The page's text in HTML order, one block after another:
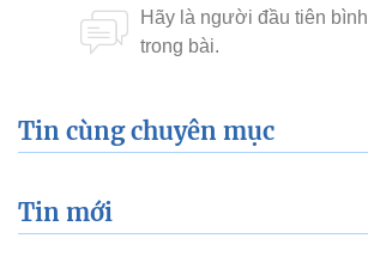
Tin cùng chuyên mục
Tin mới